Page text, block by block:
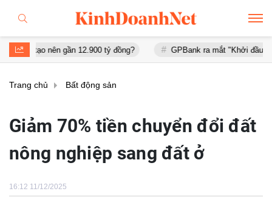
gần 12.900 tỷ đồng? GPBank ra mắt "Khởi đầu an cư", đồng
Trang chủ Bất động sản
Giảm 70% tiền chuyển đổi đất
nông nghiệp sang đất ở
16:12 11/12/2025